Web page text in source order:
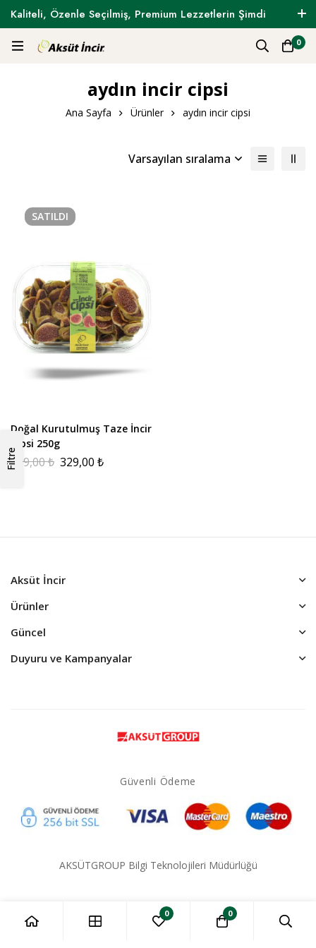
Kaliteli, Özenle Seçilmiş, Premium Lezzetlerin Şimdi
Tam Zamanı !
0
aydın incir cipsi
Ana Sayfa Ürünler aydın incir cipsi
Filtre
Varsayılan sıralama
SATILDI
Doğal Kurutulmuş Taze İncir
Cipsi 250g
499,00₺ 329,00 ₺
Aksüt İncir
Ürünler
Güncel
Duyuru ve Kampanyalar
Güvenli Ödeme
AKSÜTGROUP Bilgi Teknolojileri Müdürlüğü
0 0